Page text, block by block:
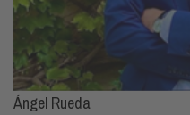
Ángel Rueda